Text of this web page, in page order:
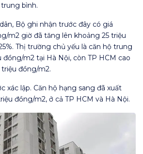
bình.
Bộ ghi nhận trước đây có giá
m2 giờ đã tăng lên khoảng 25 triệu
Thị trường chủ yếu là căn hộ trung
đồng/m2 tại Hà Nội, còn TP HCM cao
triệu đồng/m2.
xác lập. Căn hộ hạng sang đã xuất
đồng/m2, ở cả TP HCM và Hà Nội.